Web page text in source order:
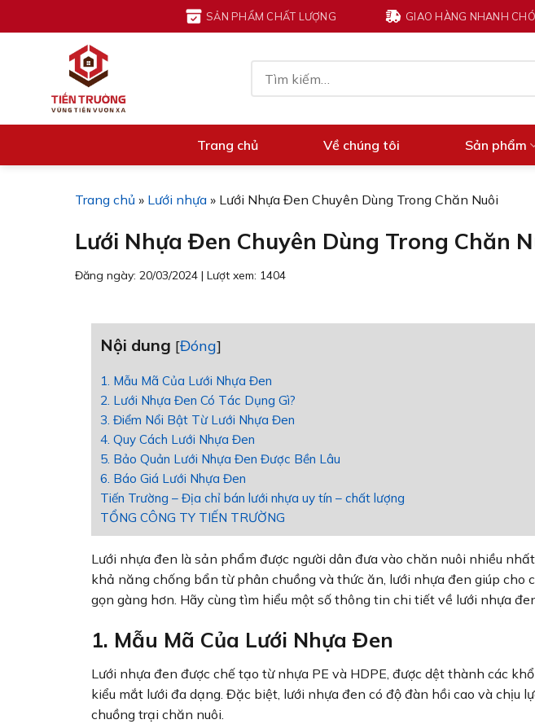
đến
SẢN PHẨM CHẤT LƯỢNG GIAO HÀNG NHANH
kiếm:
Trang chủ Về chúng tôi Sản phẩm
Trang chủ » Lưới nhựa » Lưới Nhựa Đen Chuyên Dùng Trong Chăn Nuôi
Lưới Nhựa Đen Chuyên Dùng Trong Chăn
Đăng ngày: 20/03/2024 | Lượt xem: 1404
Nội dung [Đóng]
1. Mẫu Mã Của Lưới Nhựa Đen
2. Lưới Nhựa Đen Có Tác Dụng Gì?
3. Điểm Nổi Bật Từ Lưới Nhựa Đen
4. Quy Cách Lưới Nhựa Đen
5. Bảo Quản Lưới Nhựa Đen Được Bền Lâu
6. Báo Giá Lưới Nhựa Đen
Tiến Trường – Địa chỉ bán lưới nhựa uy tín – chất lượng
TỔNG CÔNG TY TIẾN TRƯỜNG
Lưới nhựa đen là sản phẩm được người dân đưa vào chăn nuôi nhiều
khả năng chống bẩn từ phân chuồng và thức ăn, lưới nhựa đen giúp cho
gọn gàng hơn. Hãy cùng tìm hiểu một số thông tin chi tiết về lưới nhựa
1. Mẫu Mã Của Lưới Nhựa Đen
Lưới nhựa đen được chế tạo từ nhựa PE và HDPE, được dệt thành các
kiểu mắt lưới đa dạng. Đặc biệt, lưới nhựa đen có độ đàn hồi cao và chịu
chuồng trại chăn nuôi.